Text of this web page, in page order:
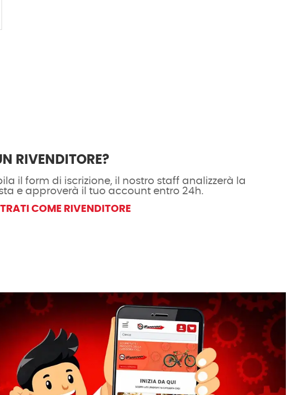
RIVENDITORE?
il form di iscrizione, il nostro staff analizzerà la
e approverà il tuo account entro 24h.
COME RIVENDITORE